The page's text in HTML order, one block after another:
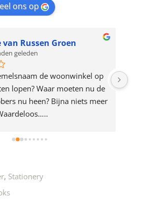
ons op
van Russen Groen
geleden
de woonwinkel op
lopen? Waar moeten nu de
nu heen? Bijna niets meer
, Stationery